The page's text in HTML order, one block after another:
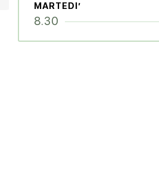
MARTEDI’
8.30